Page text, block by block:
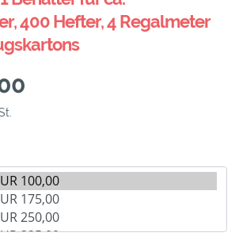
400 Hefter, 4 Regalmeter